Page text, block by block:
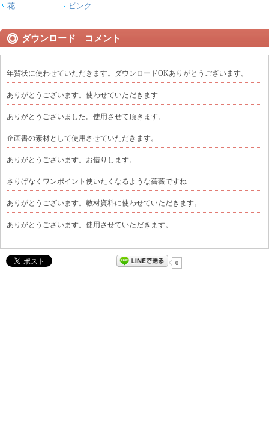
花
ピンク
ダウンロード コメント
年賀状に使わせていただきます。ダウンロードOKありがとうございます。
ありがとうございます。使わせていただきます
ありがとうございました。使用させて頂きます。
企画書の素材として使用させていただきます。
ありがとうございます。お借りします。
さりげなくワンポイント使いたくなるような薔薇ですね
ありがとうございます。教材資料に使わせていただきます。
ありがとうございます。使用させていただきます。
0